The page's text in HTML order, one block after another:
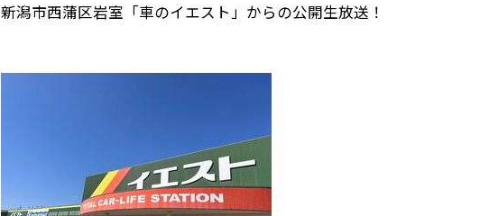
新潟市西蒲区岩室「車のイエスト」からの公開生放送！